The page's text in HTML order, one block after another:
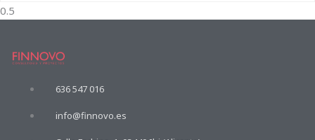
636 547 016
info@finnovo.es